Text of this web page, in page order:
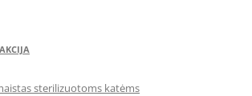
sterilizuotoms katėms